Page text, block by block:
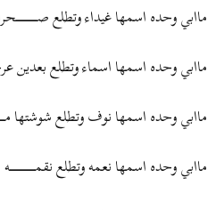
ماابي وحده اسمها غيداء وتطلع
ماابي وحده اسمها اسماء وتطلع بعدين
ماابي وحده اسمها نوف وتطلع شوشتها
ماابي وحده اسمها نعمه وتطلع نقمــــــــــــــــــــــــــــه